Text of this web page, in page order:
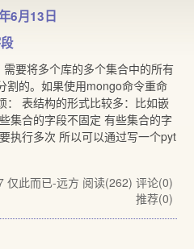
6月13日
要将多个库的多个集合中的所有
割的。如果使用mongo命令重命
： 表结构的形式比较多：比如嵌
集合的字段不固定 有些集合的字
执行多次 所以可以通过写一个pyt
仅此而已-远方 阅读(262) 评论(0)
推荐(0)